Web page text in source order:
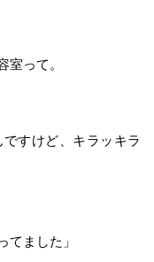
室って。
すけど、キラッキラ
てました」